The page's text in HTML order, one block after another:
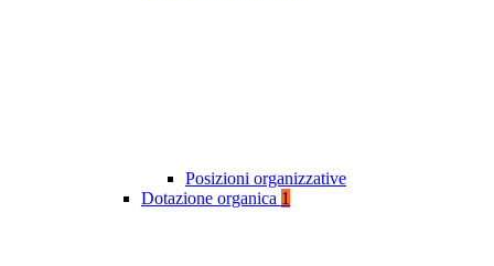
Posizioni organizzative
Dotazione organica 1